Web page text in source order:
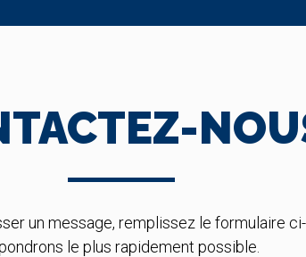
un message, remplissez le formulaire
le plus rapidement possible.